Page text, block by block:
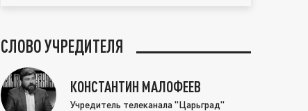
СЛОВО УЧРЕДИТЕЛЯ
КОНСТАНТИН МАЛОФЕЕВ
Учредитель телеканала "Царьград"